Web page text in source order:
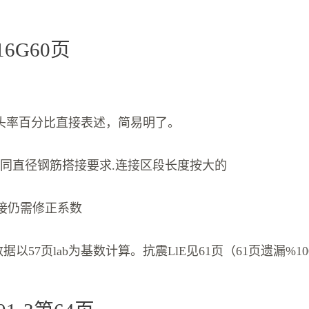
页
百分比直接表述，简易明了。
直径钢筋搭接要求.连接区段长度按大的
仍需修正系数
以57页lab为基数计算。抗震LlE见61页（61页遗漏